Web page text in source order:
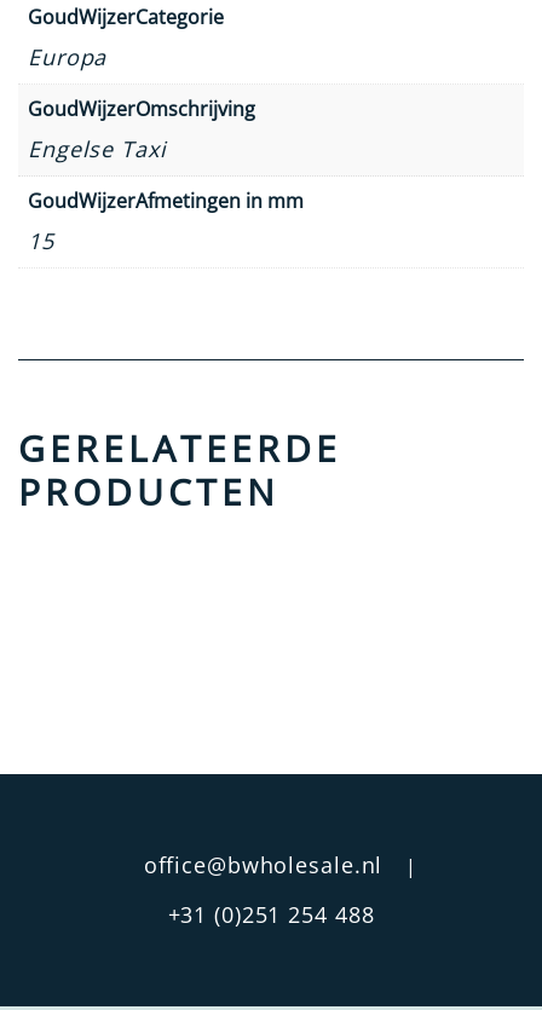
GoudWijzerCategorie
Europa
GoudWijzerOmschrijving
Engelse Taxi
GoudWijzerAfmetingen in mm
15
GERELATEERDE
PRODUCTEN
office@bwholesale.nl |
+31 (0)251 254 488